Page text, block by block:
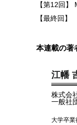
【第12回
【最終回】
本連載の著
江幡
株式会
一般社
大学卒業